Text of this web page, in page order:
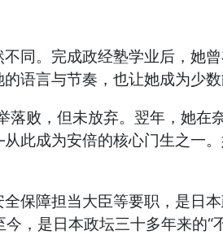
。完成政经塾学业后，她
语言与节奏，也让她成为少
，但未放弃。翌年，她在
成为安倍的核心门生之一。
障担当大臣等要职，是日
，是日本政坛三十多年来的“